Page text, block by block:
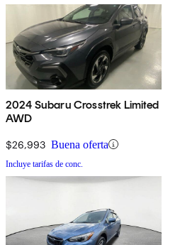
2024 Subaru Crosstrek Limited
AWD
$26,993 Buena oferta
Incluye tarifas de conc.